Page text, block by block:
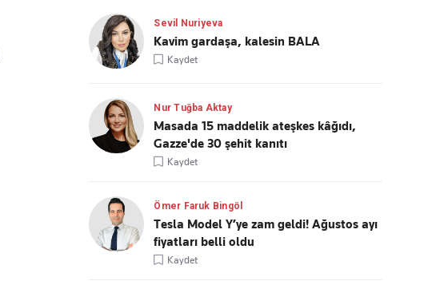
Sevil Nuriyeva
Kavim gardaşa, kalesin BALA
Kaydet
Nur Tuğba Aktay
Masada 15 maddelik ateşkes kâğıdı,
Gazze'de 30 şehit kanıtı
Kaydet
Ömer Faruk Bingöl
Tesla Model Y’ye zam geldi! Ağustos ayı
fiyatları belli oldu
Kaydet